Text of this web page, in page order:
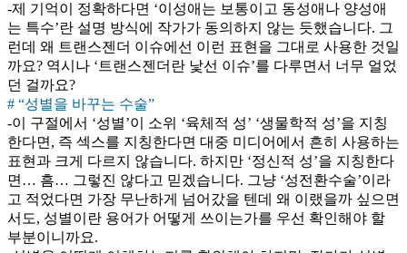
-제 기억이 정확하다면 ‘이성애는 보통이고 동성애나 양성애
는 특수’란 설명 방식에 작가가 동의하지 않는 듯했습니다. 그
런데 왜 트랜스젠더 이슈에선 이런 표현을 그대로 사용한 것일
까요? 역시나 ‘트랜스젠더란 낯선 이슈’를 다루면서 너무 얼었
던 걸까요?
# “성별을 바꾸는 수술”
-이 구절에서 ‘성별’이 소위 ‘육체적 성’ ‘생물학적 성’을 지칭
한다면, 즉 섹스를 지칭한다면 대중 미디어에서 흔히 사용하는
표현과 크게 다르지 않습니다. 하지만 ‘정신적 성’을 지칭한다
면… 흠… 그렇진 않다고 믿겠습니다. 그냥 ‘성전환수술’이라
고 적었다면 가장 무난하게 넘어갔을 텐데 왜 이랬을까 싶으면
서도, 성별이란 용어가 어떻게 쓰이는가를 우선 확인해야 할
부분이니까요.